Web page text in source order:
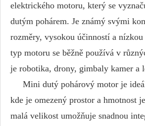
elektrického motoru, který se
dutým pohárem. Je známý svými
rozměry, vysokou účinností a
typ motoru se běžně používá v
je robotika, drony, gimbaly kamer a
Mini dutý pohárový motor je
kde je omezený prostor a hmotnost
malá velikost umožňuje snadnou